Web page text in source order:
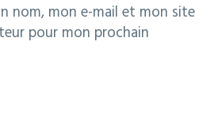
nom, mon e-mail et mon site
pour mon prochain